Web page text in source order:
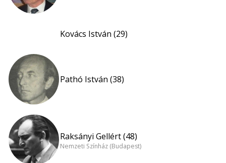
Kovács István (29)
Pathó István (38)
Raksányi Gellért (48)
Nemzeti Színház (Budapest)